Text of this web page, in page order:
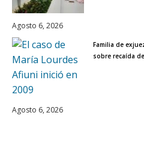
Agosto 6, 2026
Familia de
sobre recaída
Agosto 6, 2026